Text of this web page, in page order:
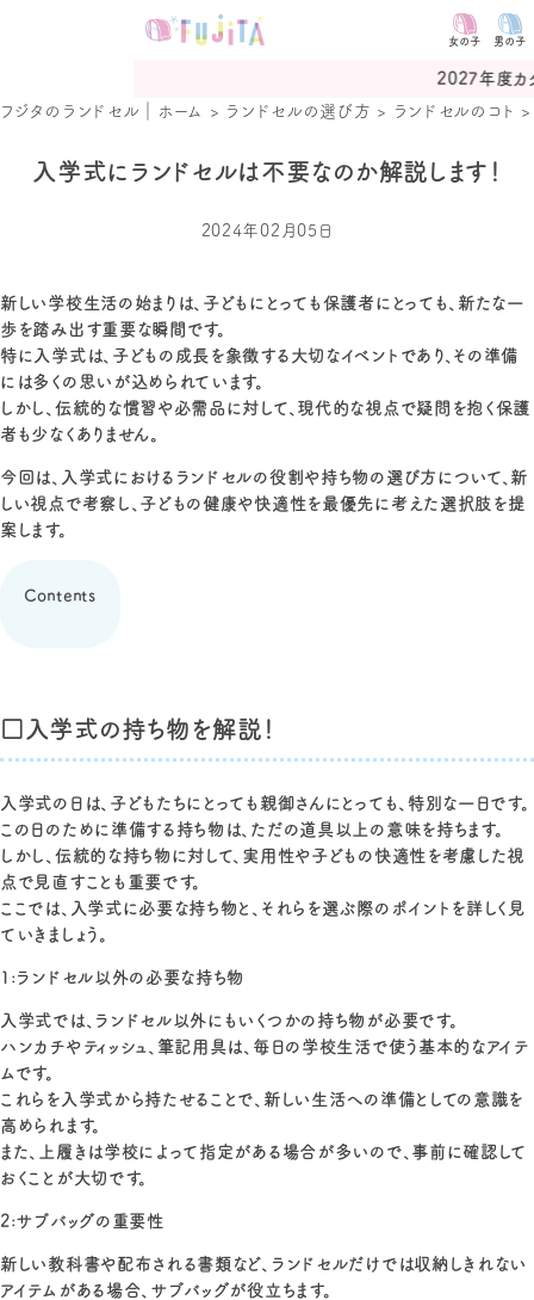
女の子 男の子
2027年度カタログ予約受付
フジタのランドセル｜ホーム
> ランドセルの選び方 > ランドセルのコト
入学式にランドセルは不要なのか解説します！
2024年02月05日
新しい学校生活の始まりは、子どもにとっても保護者にとっても、新たな一
歩を踏み出す重要な瞬間です。
特に入学式は、子どもの成長を象徴する大切なイベントであり、その準備
には多くの思いが込められています。
しかし、伝統的な慣習や必需品に対して、現代的な視点で疑問を抱く保護
者も少なくありません。
今回は、入学式におけるランドセルの役割や持ち物の選び方について、新
しい視点で考察し、子どもの健康や快適性を最優先に考えた選択肢を提
案します。
Contents
□入学式の持ち物を解説！
入学式の日は、子どもたちにとっても親御さんにとっても、特別な一日です。
この日のために準備する持ち物は、ただの道具以上の意味を持ちます。
しかし、伝統的な持ち物に対して、実用性や子どもの快適性を考慮した視
点で見直すことも重要です。
ここでは、入学式に必要な持ち物と、それらを選ぶ際のポイントを詳しく見
ていきましょう。
1:ランドセル以外の必要な持ち物
入学式では、ランドセル以外にもいくつかの持ち物が必要です。
ハンカチやティッシュ、筆記用具は、毎日の学校生活で使う基本的なアイテ
ムです。
これらを入学式から持たせることで、新しい生活への準備としての意識を
高められます。
また、上履きは学校によって指定がある場合が多いので、事前に確認して
おくことが大切です。
2:サブバッグの重要性
新しい教科書や配布される書類など、ランドセルだけでは収納しきれない
アイテムがある場合、サブバッグが役立ちます。